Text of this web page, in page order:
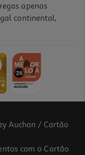
apenas
continental,
Auchan / Cartão
com o Cartão